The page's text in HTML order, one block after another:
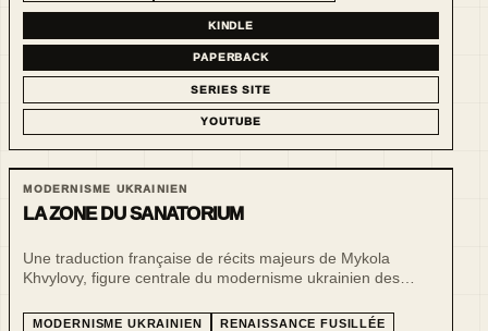
KINDLE
PAPERBACK
SERIES SITE
YOUTUBE
MODERNISME UKRAINIEN
LA ZONE DU SANATORIUM
Une traduction française de récits majeurs de Mykola
Khvylovy, figure centrale du modernisme ukrainien des
MODERNISME UKRAINIEN
RENAISSANCE FUSILLÉE